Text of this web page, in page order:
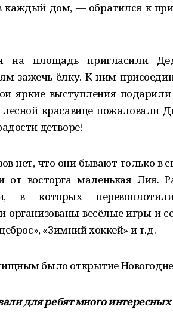
каждый дом, — обратился к
на площадь пригласили
зажечь ёлку. К ним
яркие выступления
красавице пожаловали
детворе!
нет, что они бывают только в
восторга маленькая Лия.
в которых
весёлые игры и
«Зимний хоккей» и т.д.
было открытие
для ребят много интересных